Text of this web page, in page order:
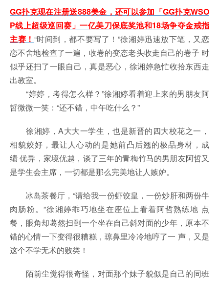
GG扑克现在注册送888美金，还可以参加「GG扑克WSO
P线上超级巡回赛」一亿美刀保底奖池和18场争夺金戒指
主赛！ “时间到，都不要写了！”徐湘婷迅速放下笔，又恋
恋不舍地检查了一遍，收卷的变态老头收走自己的卷子 时
似乎还扫了一眼自己，真是恶心，徐湘婷急忙收拾东西走
出教室。
“婷婷，考得怎么样？”徐湘婷看着迎上来的男朋友阿
哲微微一笑：“还不错，中午吃什么？”
徐湘婷，A大大一学生，也是新晋的四大校花之一，
相貌姣好，最让人心动的是她前凸后翘的极品身材，成
绩 优异，家境优越，谈了三年的青梅竹马的男朋友阿哲又
是学生会主席，一切都是那么完美地让人嫉妒。
冰岛茶餐厅，“请给我一份虾饺皇，一份炒肝和两份牛
肉肠粉。”徐湘婷乖巧地坐在座位上看着阿哲熟练地 点
餐，眼角却蓦然扫到一个坐在自己斜对面的少年，原本不
错的心情一下变得很糟糕，琼鼻里冷冷地哼了一 声，又是
这个不学无术的败类！
陌前尘觉得很奇怪，对面那个妹子貌似是自己的同班